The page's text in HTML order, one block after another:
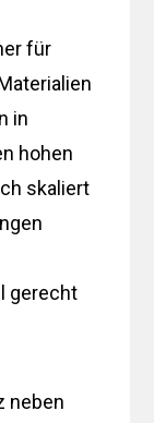
für
in
hohen
skaliert
gerecht
neben